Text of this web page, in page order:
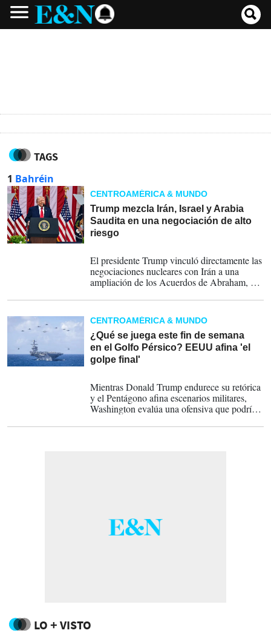
TAGS
1 Bahréin
CENTROAMÉRICA & MUNDO
Trump mezcla Irán, Israel y Arabia
Saudita en una negociación de alto
riesgo
El presidente Trump vinculó directamente las
negociaciones nucleares con Irán a una
ampliación de los Acuerdos de Abraham, el
Washington para integrar a Israel en Medio
Oriente. La condición revela la verdadera
apuesta estratégica de Estados Unidos:
rediseñar el equilibrio regional, aislar focos
de conflicto y consolidar una alianza
económica y de seguridad bajo liderazgo
CENTROAMÉRICA & MUNDO
¿Qué se juega este fin de semana
en el Golfo Pérsico? EEUU afina 'el
golpe final'
Mientras Donald Trump endurece su retórica
y el Pentágono afina escenarios militares,
Washington evalúa una ofensiva que podría
Golfo. Kharg, Larak, Abu Musa y el
LO + VISTO